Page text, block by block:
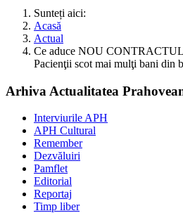
Sunteți aici:
Acasă
Actual
Ce aduce NOU
Pacienţii scot mai mulţi bani din
Arhiva Actualitatea
Interviurile APH
APH Cultural
Remember
Dezvăluiri
Pamflet
Editorial
Reportaj
Timp liber